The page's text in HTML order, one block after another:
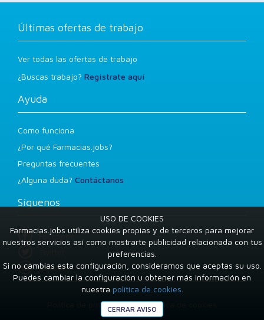
Últimas ofertas de trabajo
Ver todas las ofertas de trabajo
¿Buscas trabajo? Regístrate aquí
Ayuda
Como funciona
¿Por qué Farmacias.jobs?
Preguntas frecuentes
¿Alguna duda? Contáctanos
Síguenos
Facebook
LinkedIn
Condiciones de uso
Política de privacidad
Política de cookies
USO DE COOKIES
Farmacias.jobs utiliza cookies propias y de terceros para mejorar
nuestros servicios así como mostrarte publicidad relacionada con tus
preferencias.
Si no cambias esta configuración, consideramos que aceptas su uso.
Puedes cambiar la configuración u obtener más información en
nuestra política de cookies
CERRAR AVISO